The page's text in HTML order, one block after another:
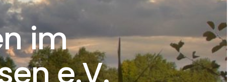
im